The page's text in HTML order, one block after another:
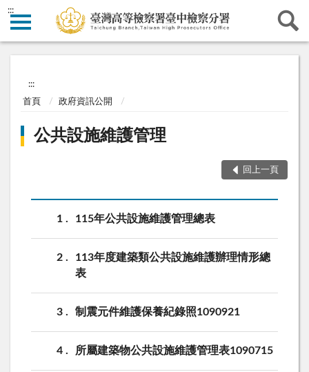
:::
:::
首頁 政府資訊公開
公共設施維護管理
回上一頁
1 115年公共設施維護管理總表
2
113年度建築類公共設施維護辦理情形總
表
3 制震元件維護保養紀錄照1090921
4 所屬建築物公共設施維護管理表1090715